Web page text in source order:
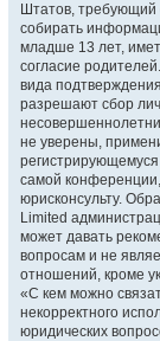
Штатов, требующий
собирать
младше 13 лет,
согласие
вида
разрешают сбор
не уверены,
самой
юрисконсульту.
Limited
может давать
вопросам и не
отношений, кроме
«С кем можно
некорректного
юридических